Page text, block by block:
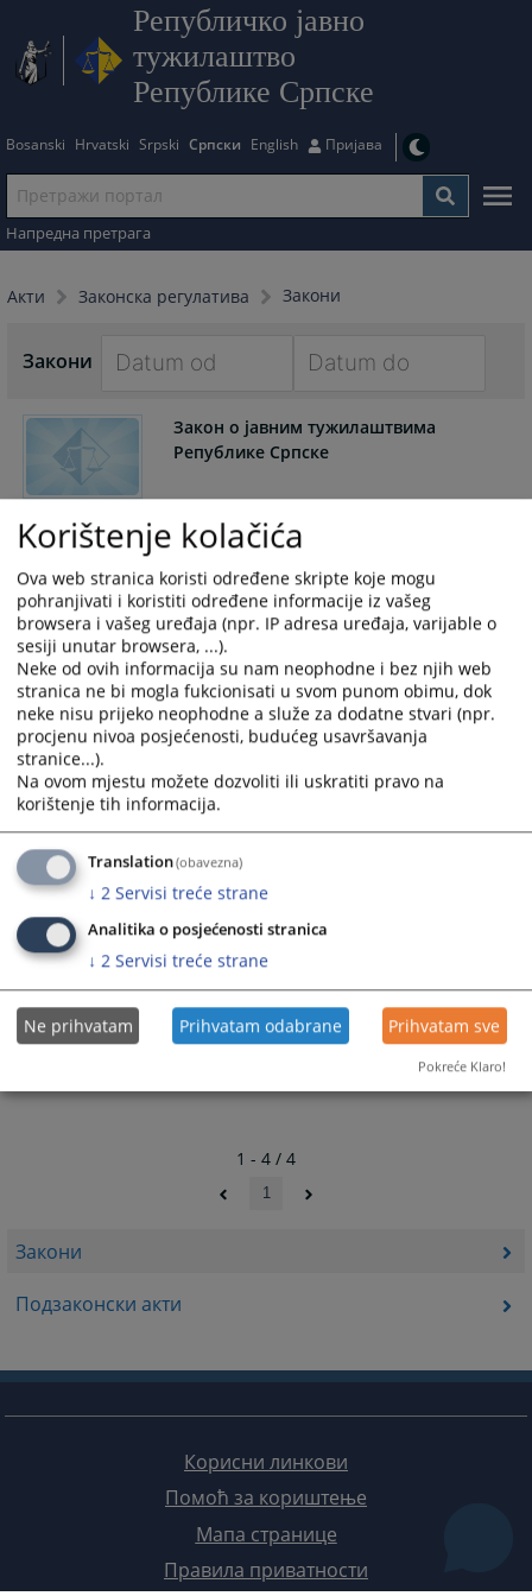
Републичко јавно
тужилаштво
Републике Српске
Bosanski Hrvatski Srpski Српски English Пријава
Напредна претрага
Акти Законска регулатива Закони
Закони
Подзаконски акти
Закони
forward
to
with
the
calendar
and
select
a
date.
Press
the
question
mark
key
the
keyboard
shortcuts
for
dates.
forward
to
with
the
and
select
a
date.
Press
the
question
key
shortcuts
dates.
Закон о јавним тужилаштвима
Републике Српске
Закон о сузбијању корупције,
организованог и најтежих облика
привредног криминала
Кривични законик Републике Српске
Закон о кривичном поступку
Републике Српске
1 - 4 / 4
1
Корисни линкови
Помоћ за кориштење
Мапа странице
Правила приватности
Korištenje kolačića
Ova web stranica koristi određene skripte koje mogu
pohranjivati i koristiti određene informacije iz vašeg
browsera i vašeg uređaja (npr. IP adresa uređaja, varijable o
sesiji unutar browsera, ...).
Neke od ovih informacija su nam neophodne i bez njih web
stranica ne bi mogla fukcionisati u svom punom obimu, dok
neke nisu prijeko neophodne a služe za dodatne stvari (npr.
procjenu nivoa posjećenosti, budućeg usavršavanja
stranice...).
Na ovom mjestu možete dozvoliti ili uskratiti pravo na
korištenje tih informacija.
Translation(obavezna)
↓ 2 Servisi treće strane
Analitika o posjećenosti stranica
↓ 2 Servisi treće strane
Ne prihvatam Prihvatam odabrane Prihvatam sve
Pokreće Klaro!